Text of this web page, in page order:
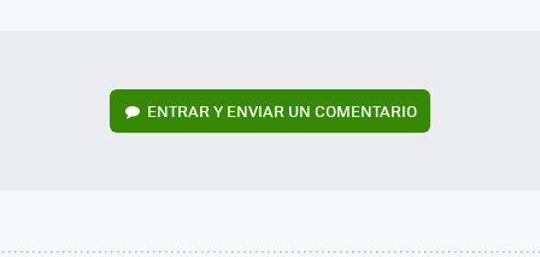
ENTRAR Y ENVIAR UN COMENTARIO